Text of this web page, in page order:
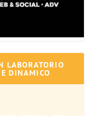
LABORATORIO
DINAMICO